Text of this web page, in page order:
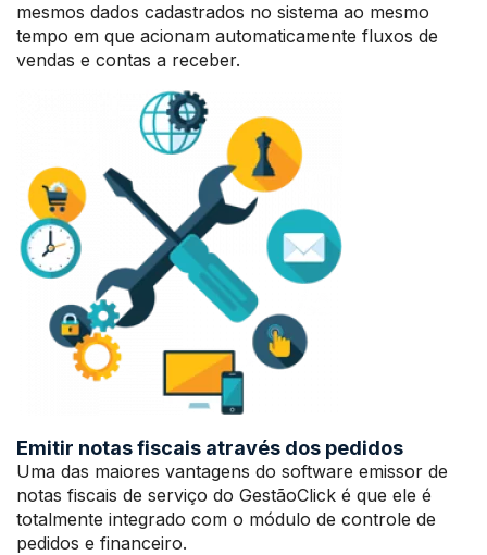
mesmos dados cadastrados no sistema ao mesmo
tempo em que acionam automaticamente fluxos de
vendas e contas a receber.
Emitir notas fiscais através dos pedidos
Uma das maiores vantagens do software emissor de
notas fiscais de serviço do GestãoClick é que ele é
totalmente integrado com o módulo de controle de
pedidos e financeiro.